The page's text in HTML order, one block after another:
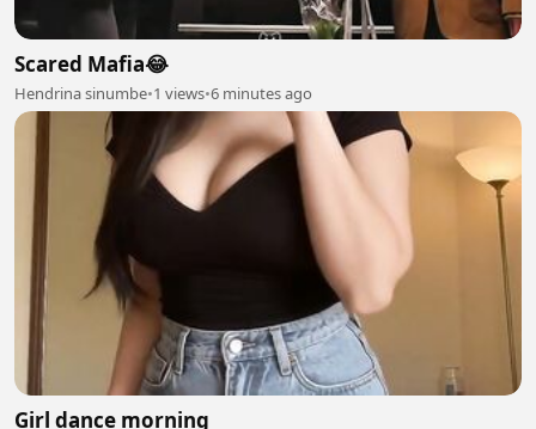
Scared Mafia😂
Hendrina sinumbe•1 views•6 minutes ago
Girl dance morning